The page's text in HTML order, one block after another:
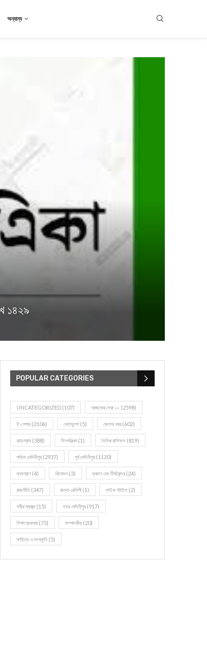
অন্যান্য
১৪২৯
POPULAR CATEGORIES
UNCATEGORIZED (107) আজকের সেরা ১০ (2598)
ই-পেপার (2106) খেলাধূলো (5) জেলার খবর (602)
ঝাড়গ্রাম (388) দিনপঞ্জিকা (1) দৈনিক রাশিফল (819)
পশ্চিম মেদিনীপুর (2937) পূর্ব মেদিনীপুর (1120)
বন্যপ্রাণ (4) বিনোদন (3) ভ্রমণ এবং তীর্থকেন্দ্র (24)
রাজনীতি(347) রান্না-রেসিপী (1) লাইফ স্টাইল (2)
শরীর স্বাস্থ্য (15) শহর মেদিনীপুর (917)
শিক্ষা ব্যবস্থা (75) সম্পাদকীয় (20)
সাহিত্য ও সংস্কৃতি(5)